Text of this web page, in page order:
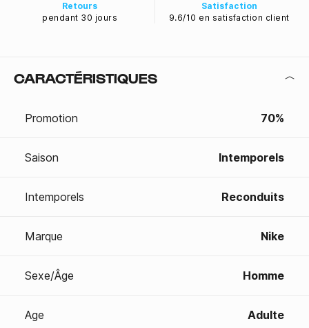
Retours
pendant 30 jours
Satisfaction
9.6/10 en satisfaction client
CARACTÉRISTIQUES
Promotion 70%
Saison Intemporels
Intemporels Reconduits
Marque Nike
Sexe/Âge Homme
Age Adulte